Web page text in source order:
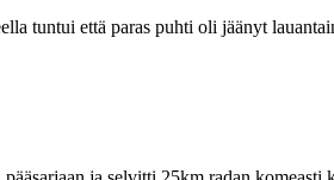
tuntui että paras puhti oli jäänyt